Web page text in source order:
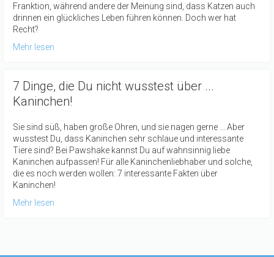
Franktion, während andere der Meinung sind, dass Katzen auch
drinnen ein glückliches Leben führen können. Doch wer hat
Recht?
Mehr lesen
7 Dinge, die Du nicht wusstest über ...
Kaninchen!
Sie sind süß, haben große Ohren, und sie nagen gerne ... Aber
wusstest Du, dass Kaninchen sehr schlaue und interessante
Tiere sind? Bei Pawshake kannst Du auf wahnsinnig liebe
Kaninchen aufpassen! Für alle Kaninchenliebhaber und solche,
die es noch werden wollen: 7 interessante Fakten über
Kaninchen!
Mehr lesen